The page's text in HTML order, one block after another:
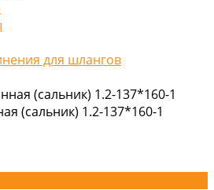
для шлангов
(сальник) 1.2-137*160-1